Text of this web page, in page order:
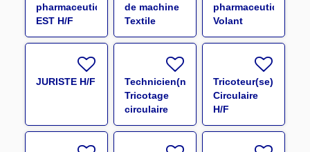
pharmaceutique
EST H/F
de machine
Textile
(guipeur)
pharmaceutique
Volant
Grand Est
JURISTE H/F
Technicien(ne)
Tricotage
circulaire
H/F
Tricoteur(se)
Circulaire
H/F